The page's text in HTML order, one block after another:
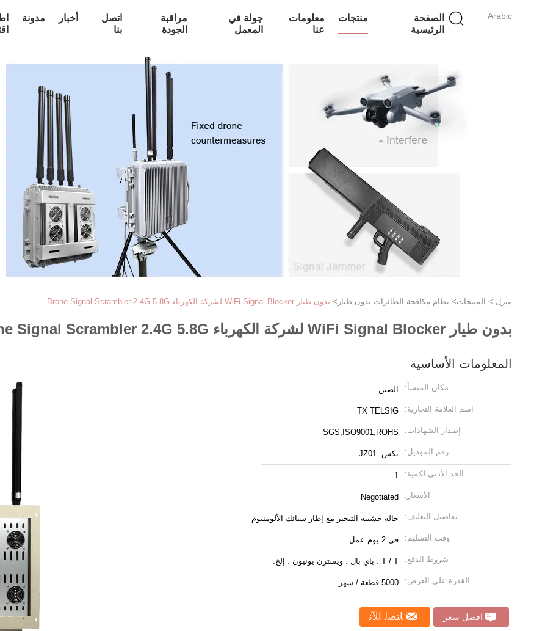
Arabic
الصفحة
الرئيسية
منتجات
معلومات
عنا
جولة في
المعمل
مراقبة
الجودة
اتصل
بنا
أخبار مدونة
منزل > المنتجات> نظام مكافحة الطائرات بدون طيار > بدون طيار WiFi Signal Blocker لشركة الكهرباء Drone Signal Scrambler 2.4G 5.8G
بدون طيار WiFi Signal Blocker لشركة الكهرباء Drone Signal Scrambler 2.4G 5.8G
المعلومات الأساسية
مكان المنشأ: الصين
اسم العلامة التجارية: TX TELSIG
إصدار الشهادات: SGS,ISO9001,ROHS
رقم الموديل: تكس- JZ01
الحد الأدنى لكمية: 1
الأسعار: Negotiated
تفاصيل التغليف: حالة خشبية التبخير مع إطار سبائك الألومنيوم
وقت التسليم: في 2 يوم عمل
شروط الدفع: T / T ، باي بال ، ويسترن يونيون ، إلخ.
القدرة على العرض: 5000 قطعة / شهر
افضل سعر ﺎﺘﺼﻟ ﺍﻶﻧ